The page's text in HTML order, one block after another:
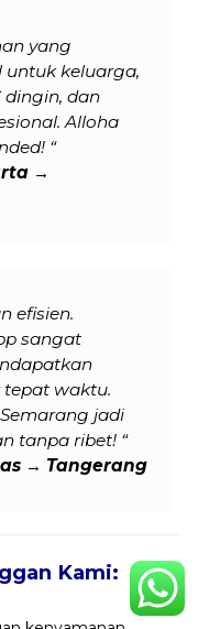
yang
untuk keluarga,
dingin, dan
Alloha
“
→
efisien.
sangat
waktu.
jadi
tanpa ribet! “
→ Tangerang
Kami: